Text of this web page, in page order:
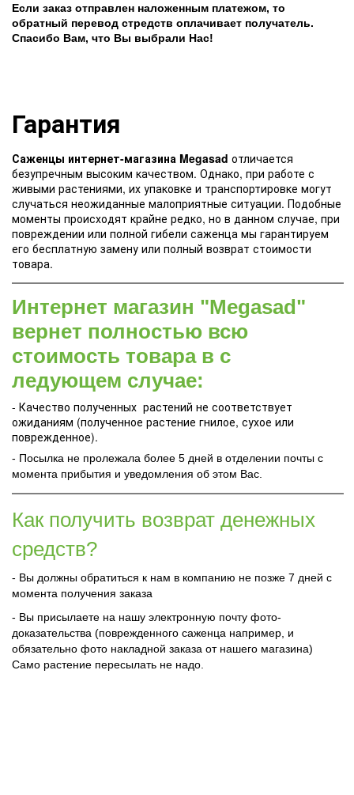
Если заказ отправлен наложенным платежом, то
обратный перевод стредств оплачивает получатель.
Спасибо Вам, что Вы выбрали Нас!
Гарантия
Саженцы интернет-магазина Megasad отличается
безупречным высоким качеством. Однако, при работе с
живыми растениями, их упаковке и транспортировке могут
случаться неожиданные малоприятные ситуации. Подобные
моменты происходят крайне редко, но в данном случае, при
повреждении или полной гибели саженца мы гарантируем
его бесплатную замену или полный возврат стоимости
товара.
Интернет магазин "Megasad"
вернет полностью всю
стоимость товара в с
ледующем случае:
- Качество полученных растений не соответствует
ожиданиям (полученное растение гнилое, сухое или
поврежденное).
- Посылка не пролежала более 5 дней в отделении почты с
момента прибытия и уведомления об этом Вас.
Как получить возврат денежных
средств?
- Вы должны обратиться к нам в компанию не позже 7 дней с
момента получения заказа
- Вы присылаете на нашу электронную почту фото-
доказательства (поврежденного саженца например, и
обязательно фото накладной заказа от нашего магазина)
Само растение пересылать не надо.